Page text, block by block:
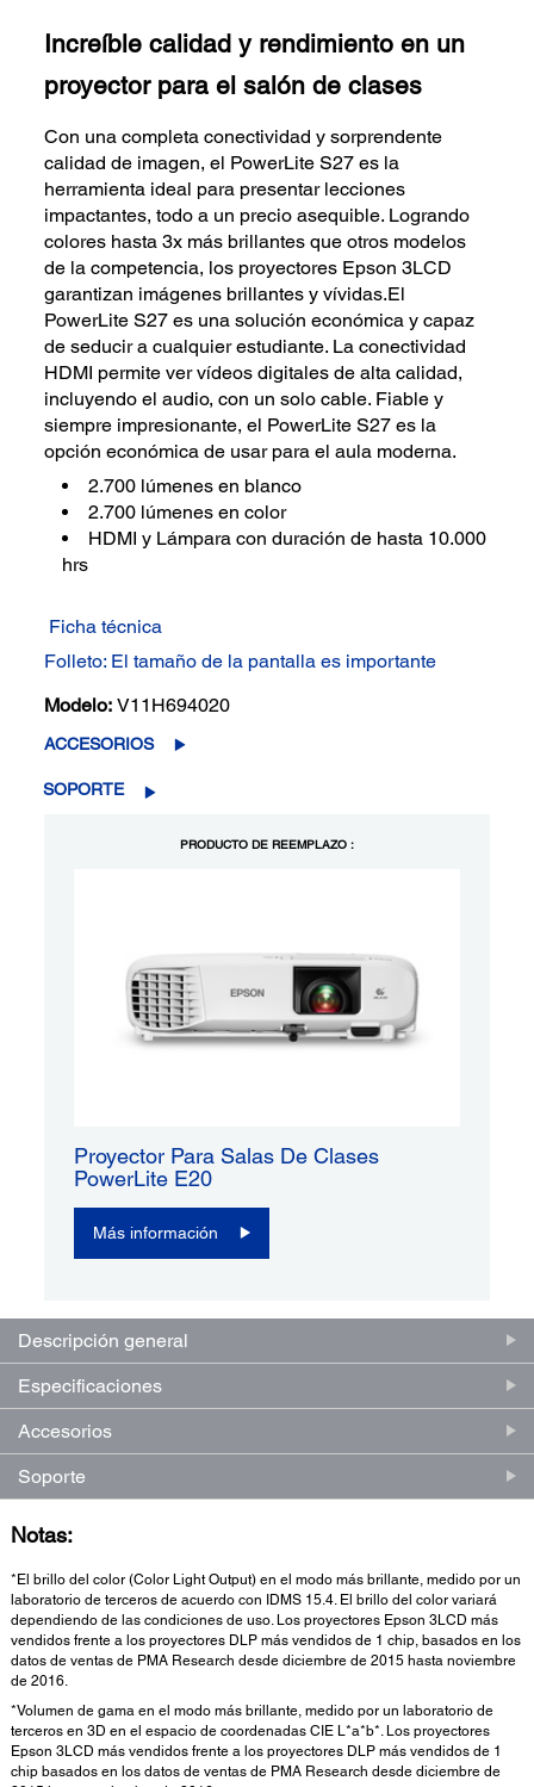
Increíble calidad y rendimiento en un
proyector para el salón de clases
Con una completa conectividad y sorprendente
calidad de imagen, el PowerLite S27 es la
herramienta ideal para presentar lecciones
impactantes, todo a un precio asequible. Logrando
colores hasta 3x más brillantes que otros modelos
de la competencia, los proyectores Epson 3LCD
garantizan imágenes brillantes y vívidas.El
PowerLite S27 es una solución económica y capaz
de seducir a cualquier estudiante. La conectividad
HDMI permite ver vídeos digitales de alta calidad,
incluyendo el audio, con un solo cable. Fiable y
siempre impresionante, el PowerLite S27 es la
opción económica de usar para el aula moderna.
2.700 lúmenes en blanco
2.700 lúmenes en color
HDMI y Lámpara con duración de hasta 10.000
hrs
Ficha técnica
Folleto: El tamaño de la pantalla es importante
Modelo: V11H694020
ACCESORIOS
SOPORTE
PRODUCTO DE REEMPLAZO :
Proyector Para Salas De Clases
PowerLite E20
Más información
Descripción general
Especificaciones
Accesorios
Soporte
Notas:
*El brillo del color (Color Light Output) en el modo más brillante, medido por un
laboratorio de terceros de acuerdo con IDMS 15.4. El brillo del color variará
dependiendo de las condiciones de uso. Los proyectores Epson 3LCD más
vendidos frente a los proyectores DLP más vendidos de 1 chip, basados en los
datos de ventas de PMA Research desde diciembre de 2015 hasta noviembre
de 2016.
*Volumen de gama en el modo más brillante, medido por un laboratorio de
terceros en 3D en el espacio de coordenadas CIE L*a*b*. Los proyectores
Epson 3LCD más vendidos frente a los proyectores DLP más vendidos de 1
chip basados en los datos de ventas de PMA Research desde diciembre de